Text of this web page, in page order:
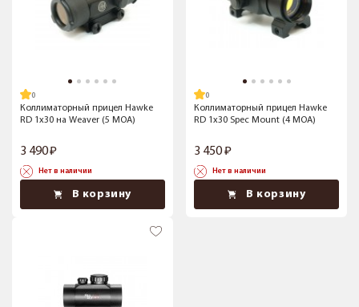
Коллиматорный прицел Hawke
RD 1x30 на Weaver (5 MOA)
3 490
Нет в наличии
В корзину
Коллиматорный прицел Hawke
RD 1x30 Spec Mount (4 MOA)
3 450
Нет в наличии
В корзину